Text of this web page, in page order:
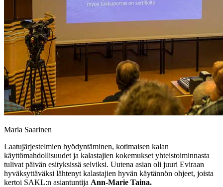
Maria Saarinen
Laatujärjestelmien hyödyntäminen, kotimaisen kalan
käyttömahdollisuudet ja kalastajien kokemukset yhteistoiminnasta
tulivat päivän esityksissä selviksi. Uutena asian oli juuri Eviraan
hyväksyttäväksi lähtenyt kalastajien hyvän käytännön ohjeet, joista
kertoi SAKL:n asiantuntija Ann-Marie Taina.